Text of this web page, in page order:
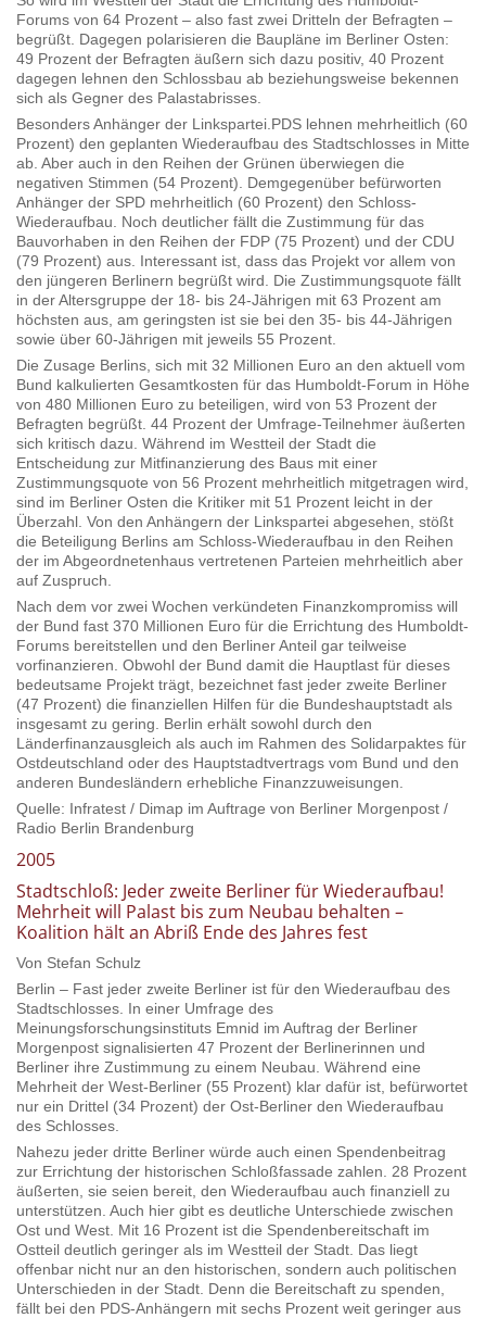
Forums von 64 Prozent – also fast zwei Dritteln der Befragten –
begrüßt. Dagegen polarisieren die Baupläne im Berliner Osten:
49 Prozent der Befragten äußern sich dazu positiv, 40 Prozent
dagegen lehnen den Schlossbau ab beziehungsweise bekennen
sich als Gegner des Palastabrisses.
Besonders Anhänger der Linkspartei.PDS lehnen mehrheitlich (60
Prozent) den geplanten Wiederaufbau des Stadtschlosses in Mitte
ab. Aber auch in den Reihen der Grünen überwiegen die
negativen Stimmen (54 Prozent). Demgegenüber befürworten
Anhänger der SPD mehrheitlich (60 Prozent) den Schloss-
Wiederaufbau. Noch deutlicher fällt die Zustimmung für das
Bauvorhaben in den Reihen der FDP (75 Prozent) und der CDU
(79 Prozent) aus. Interessant ist, dass das Projekt vor allem von
den jüngeren Berlinern begrüßt wird. Die Zustimmungsquote fällt
in der Altersgruppe der 18- bis 24-Jährigen mit 63 Prozent am
höchsten aus, am geringsten ist sie bei den 35- bis 44-Jährigen
sowie über 60-Jährigen mit jeweils 55 Prozent.
Die Zusage Berlins, sich mit 32 Millionen Euro an den aktuell vom
Bund kalkulierten Gesamtkosten für das Humboldt-Forum in Höhe
von 480 Millionen Euro zu beteiligen, wird von 53 Prozent der
Befragten begrüßt. 44 Prozent der Umfrage-Teilnehmer äußerten
sich kritisch dazu. Während im Westteil der Stadt die
Entscheidung zur Mitfinanzierung des Baus mit einer
Zustimmungsquote von 56 Prozent mehrheitlich mitgetragen wird,
sind im Berliner Osten die Kritiker mit 51 Prozent leicht in der
Überzahl. Von den Anhängern der Linkspartei abgesehen, stößt
die Beteiligung Berlins am Schloss-Wiederaufbau in den Reihen
der im Abgeordnetenhaus vertretenen Parteien mehrheitlich aber
auf Zuspruch.
Nach dem vor zwei Wochen verkündeten Finanzkompromiss will
der Bund fast 370 Millionen Euro für die Errichtung des Humboldt-
Forums bereitstellen und den Berliner Anteil gar teilweise
vorfinanzieren. Obwohl der Bund damit die Hauptlast für dieses
bedeutsame Projekt trägt, bezeichnet fast jeder zweite Berliner
(47 Prozent) die finanziellen Hilfen für die Bundeshauptstadt als
insgesamt zu gering. Berlin erhält sowohl durch den
Länderfinanzausgleich als auch im Rahmen des Solidarpaktes für
Ostdeutschland oder des Hauptstadtvertrags vom Bund und den
anderen Bundesländern erhebliche Finanzzuweisungen.
Quelle: Infratest / Dimap im Auftrage von Berliner Morgenpost /
Radio Berlin Brandenburg
2005
Stadtschloß: Jeder zweite Berliner für Wiederaufbau!
Mehrheit will Palast bis zum Neubau behalten –
Koalition hält an Abriß Ende des Jahres fest
Von Stefan Schulz
Berlin – Fast jeder zweite Berliner ist für den Wiederaufbau des
Stadtschlosses. In einer Umfrage des
Meinungsforschungsinstituts Emnid im Auftrag der Berliner
Morgenpost signalisierten 47 Prozent der Berlinerinnen und
Berliner ihre Zustimmung zu einem Neubau. Während eine
Mehrheit der West-Berliner (55 Prozent) klar dafür ist, befürwortet
nur ein Drittel (34 Prozent) der Ost-Berliner den Wiederaufbau
des Schlosses.
Nahezu jeder dritte Berliner würde auch einen Spendenbeitrag
zur Errichtung der historischen Schloßfassade zahlen. 28 Prozent
äußerten, sie seien bereit, den Wiederaufbau auch finanziell zu
unterstützen. Auch hier gibt es deutliche Unterschiede zwischen
Ost und West. Mit 16 Prozent ist die Spendenbereitschaft im
Ostteil deutlich geringer als im Westteil der Stadt. Das liegt
offenbar nicht nur an den historischen, sondern auch politischen
Unterschieden in der Stadt. Denn die Bereitschaft zu spenden,
fällt bei den PDS-Anhängern mit sechs Prozent weit geringer aus